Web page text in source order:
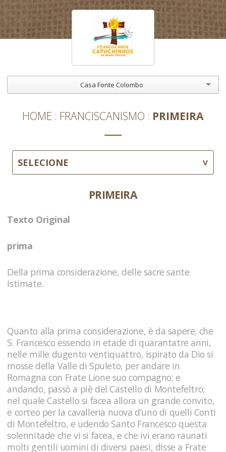
Casa Fonte Colombo
HOME FRANCISCANISMO PRIMEIRA
SELECIONE
PRIMEIRA
Texto Original
prima
Della prima considerazione, delle sacre sante
Istimate.
Quanto alla prima considerazione, è da sapere; che
S. Francesco essendo in etade di quarantatre anni,
nelle mille dugento ventiquattro, ispirato da Dio si
mosse della Valle di Spuleto, per andare in
Romagna con Frate Lione suo compagno; e
andando, passò a piè del Castello di Montefeltro;
nel quale Castello si facea allora un grande convito,
e corteo per la cavalleria nuova d’uno di quelli Conti
di Montefeltro, e udendo Santo Francesco questa
solennitade che vi si facea, e che ivi erano raunati
molti gentili uomini di diversi paesi, disse a Frate